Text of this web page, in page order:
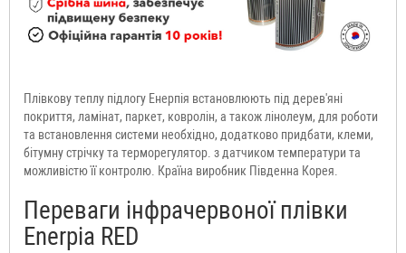
Плівкову теплу підлогу Енерпія встановлюють під дерев'яні
покриття, ламінат, паркет, ковролін, а також лінолеум, для роботи
та встановлення системи необхідно, додатково придбати, клеми,
бітумну стрічку та терморегулятор. з датчиком температури та
можливістю її контролю. Країна виробник Південна Корея.
Переваги інфрачервоної плівки
Enerpia RED